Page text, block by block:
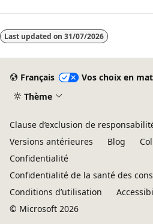
Last updated on 31/07/2026
Français
Vos choix en
Thème
Clause d’exclusion de
Versions antérieures
Blog
Confidentialité
Confidentialité de la santé des
Conditions d’utilisation
© Microsoft 2026